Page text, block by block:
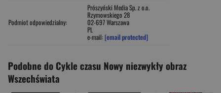
Podmiot odpowiedzialny:
Prószyński Media Sp. z o.o.
Rzymowskiego 28
02-697 Warszawa
PL
e-mail: [email protected]
Podobne do Cykle czasu Nowy niezwykły obraz
Wszechświata